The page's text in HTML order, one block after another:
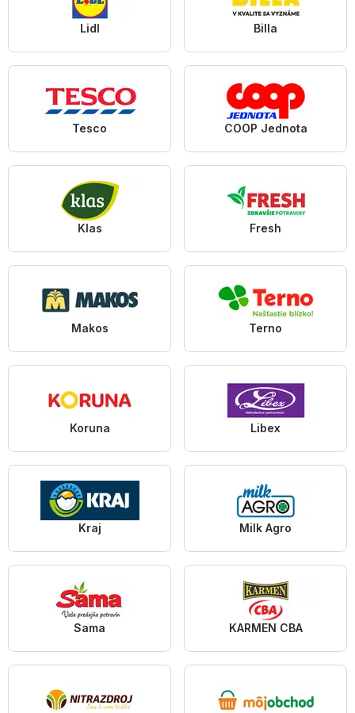
Lidl Billa
Tesco COOP Jednota
Klas Fresh
Makos Terno
Koruna Libex
Kraj Milk Agro
Sama KARMEN CBA